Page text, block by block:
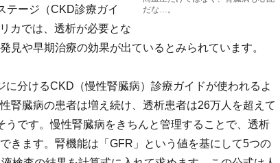
だな…。
テージ（CKD診療ガイ
カでは、透析が必要とな
見や早期治療の効果が出ているとみられています。
分けるCKD（慢性腎臓病）診療ガイドが使われるよ
腎臓病の患者は増え続け、透析患者は26万人を超えて
です。慢性腎臓病をきちんと管理することで、透析
きます。腎機能は「GFR」という値を基にして5つの